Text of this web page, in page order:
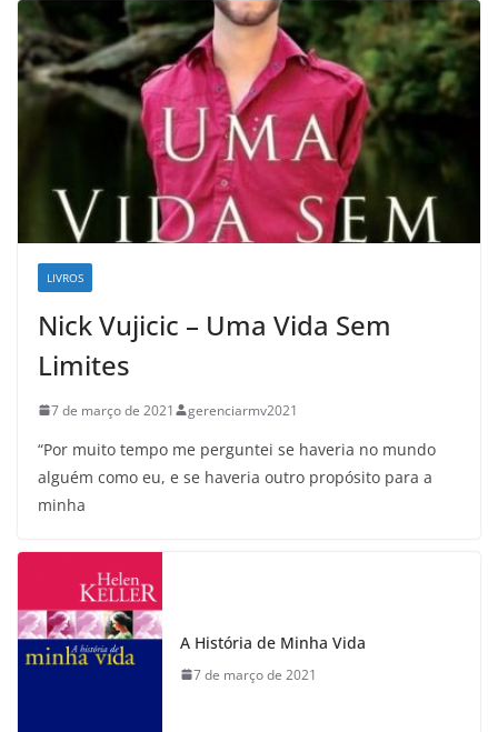
LIVROS
Nick Vujicic – Uma Vida Sem
Limites
7 de março de 2021 gerenciarmv2021
“Por muito tempo me perguntei se haveria no mundo
alguém como eu, e se haveria outro propósito para a
minha
A História de Minha Vida
7 de março de 2021